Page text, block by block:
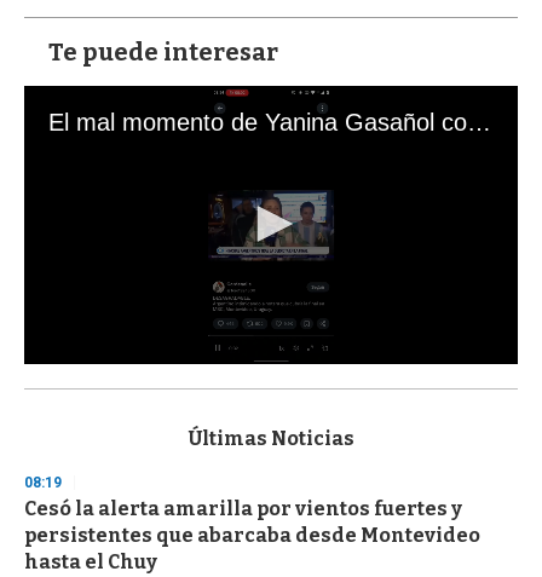
Te puede interesar
El mal momento de Yanina Gasañol con un hincha argentino en "Subrayado"
s
d
s
o
f
3
Últimas Noticias
08:19
Cesó la alerta amarilla por vientos fuertes y
persistentes que abarcaba desde Montevideo
hasta el Chuy